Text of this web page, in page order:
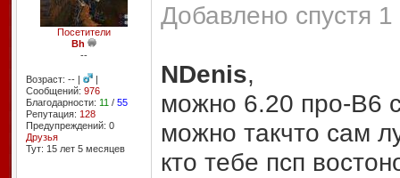
Посетители
Bh
--
Возраст: -- |
|
Сообщений: 976
Благодарности: 11 / 55
Репутация: 128
Предупреждений: 0
Друзья
Тут: 15 лет 5 месяцев
Добавлено спустя
NDenis,
можно 6.20 про-В6
можно такчто сам
кто тебе псп